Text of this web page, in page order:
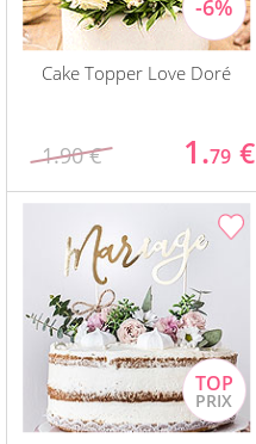
Cake Topper Love Doré
1.90 € 1.79 €